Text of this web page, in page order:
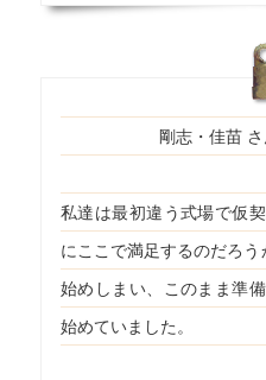
剛志・佳苗 さ
私達は最初違う式場で仮
にここで満足するのだろ
始めしまい、このまま準
始めていました。